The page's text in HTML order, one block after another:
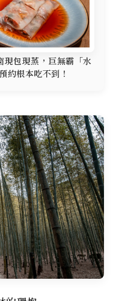
包現蒸，巨無霸「水
約根本吃不到！